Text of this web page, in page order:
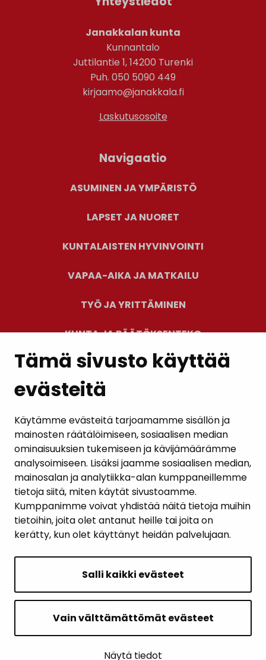
Tämä sivusto käyttää
evästeitä
Käytämme evästeitä tarjoamamme sisällön ja
mainosten räätälöimiseen, sosiaalisen median
ominaisuuksien tukemiseen ja kävijämäärämme
analysoimiseen. Lisäksi jaamme sosiaalisen median,
mainosalan ja analytiikka-alan kumppaneillemme
tietoja siitä, miten käytät sivustoamme.
Kumppanimme voivat yhdistää näitä tietoja muihin
tietoihin, joita olet antanut heille tai joita on
kerätty, kun olet käyttänyt heidän palvelujaan.
Salli kaikki evästeet
Vain välttämättömät evästeet
Näytä tiedot
Janakkalan kunta
Kunnantalo
Juttilantie 1, 14200 Turenki
Puh. 050 5090 449
kirjaamo@janakkala.fi
Laskutusosoite
Navigaatio
ASUMINEN JA YMPÄRISTÖ
LAPSET JA NUORET
KUNTALAISTEN HYVINVOINTI
VAPAA-AIKA JA MATKAILU
TYÖ JA YRITTÄMINEN
KUNTA JA PÄÄTÖKSENTEKO
AJANKOHTAISET
YHTEYSTIEDOT
KARTTAPALVELU
SIVUN ALKUUN
Intranet
Saavutettavuusseloste
Ilmoituskanava